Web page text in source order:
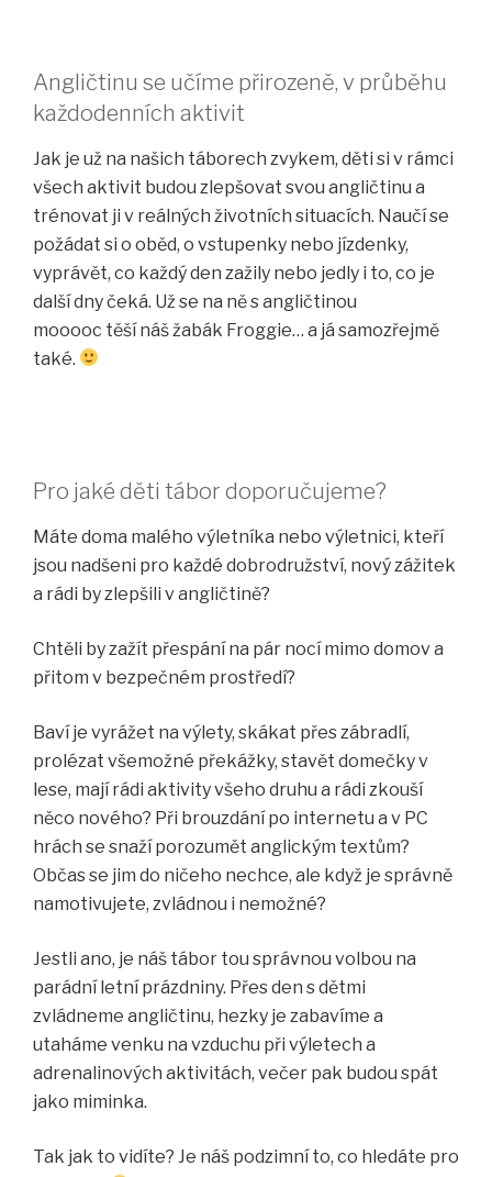
Angličtinu se učíme přirozeně, v průběhu
každodenních aktivit
Jak je už na našich táborech zvykem, děti si v rámci
všech aktivit budou zlepšovat svou angličtinu a
trénovat ji v reálných životních situacích. Naučí se
požádat si o oběd, o vstupenky nebo jízdenky,
vyprávět, co každý den zažily nebo jedly i to, co je
další dny čeká. Už se na ně s angličtinou
mooooc těší náš žabák Froggie… a já samozřejmě
také.
Pro jaké děti tábor doporučujeme?
Máte doma malého výletníka nebo výletnici, kteří
jsou nadšeni pro každé dobrodružství, nový zážitek
a rádi by zlepšili v angličtině?
Chtěli by zažít přespání na pár nocí mimo domov a
přitom v bezpečném prostředí?
Baví je vyrážet na výlety, skákat přes zábradlí,
prolézat všemožné překážky, stavět domečky v
lese, mají rádi aktivity všeho druhu a rádi zkouší
něco nového? Při brouzdání po internetu a v PC
hrách se snaží porozumět anglickým textům?
Občas se jim do ničeho nechce, ale když je správně
namotivujete, zvládnou i nemožné?
Jestli ano, je náš tábor tou správnou volbou na
parádní letní prázdniny. Přes den s dětmi
zvládneme angličtinu, hezky je zabavíme a
utaháme venku na vzduchu při výletech a
adrenalinových aktivitách, večer pak budou spát
jako miminka.
Tak jak to vidíte? Je náš podzimní to, co hledáte pro